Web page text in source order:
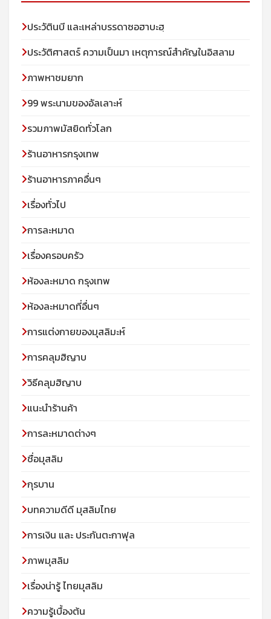
ประวัตินบี และเหล่าบรรดาซอฮาบะฮฺ
ประวัติศาสตร์ ความเป็นมา เหตุการณ์สำคัญในอิสลาม
ภาพหาชมยาก
99 พระนามของอัลเลาะห์
รวมภาพมัสยิดทั่วโลก
ร้านอาหารกรุงเทพ
ร้านอาหารภาคอื่นๆ
เรื่องทั่วไป
การละหมาด
เรื่องครอบครัว
ห้องละหมาด กรุงเทพ
ห้องละหมาดที่อื่นๆ
การแต่งกายของมุสลิมะห์
การคลุมฮิญาบ
วิธีคลุมฮิญาบ
แนะนำร้านค้า
การละหมาดต่างๆ
ชื่อมุสลิม
กุรบาน
บทความดีดี มุสลิมไทย
การเงิน และ ประกันตะกาฟุล
ภาพมุสลิม
เรื่องน่ารู้ ไทยมุสลิม
ความรู้เบื้องต้น